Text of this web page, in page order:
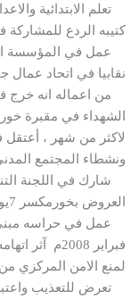
تعلم الابتدائية
كتيبه الردع للمشاركة في
عمل في المؤسسة
نقابيا في اتحاد عمال
الشهداء في مقبرة
لاكثر من شهر ،
ونشطاء المجتمع
شارك في اللجنة
العروض بخورمكسر 7يوليو2007م .
عمل في حراسه مبنى
فبراير
لمنع الامن المركزي من
تعرض للتعذيب